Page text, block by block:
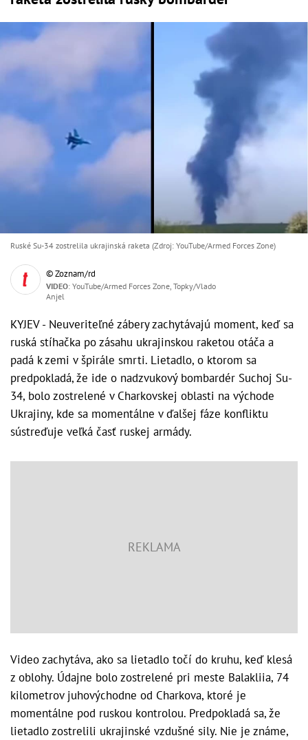
Ruské Su-34 zostrelila ukrajinská raketa (Zdroj: YouTube/Armed Forces Zone)
© Zoznam/rd
VIDEO: YouTube/Armed Forces Zone, Topky/Vlado
Anjel
KYJEV - Neuveriteľné zábery zachytávajú moment, keď sa
ruská stíhačka po zásahu ukrajinskou raketou otáča a
padá k zemi v špirále smrti. Lietadlo, o ktorom sa
predpokladá, že ide o nadzvukový bombardér Suchoj Su-
34, bolo zostrelené v Charkovskej oblasti na východe
Ukrajiny, kde sa momentálne v ďalšej fáze konfliktu
sústreďuje veľká časť ruskej armády.
Video zachytáva, ako sa lietadlo točí do kruhu, keď klesá
z oblohy. Údajne bolo zostrelené pri meste Balakliia, 74
kilometrov juhovýchodne od Charkova, ktoré je
momentálne pod ruskou kontrolou. Predpokladá sa, že
lietadlo zostrelili ukrajinské vzdušné sily. Nie je známe,